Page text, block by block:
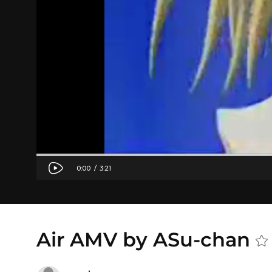
Air AMV by ASu-chan